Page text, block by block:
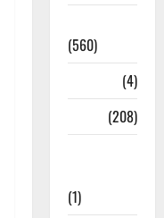
(560)
(4)
(208)
(1)